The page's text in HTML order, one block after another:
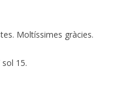
Moltíssimes gràcies.
15.